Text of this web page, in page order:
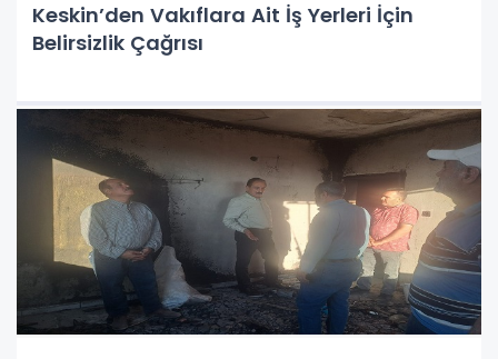
Keskin’den Vakıflara Ait İş Yerleri İçin
Belirsizlik Çağrısı